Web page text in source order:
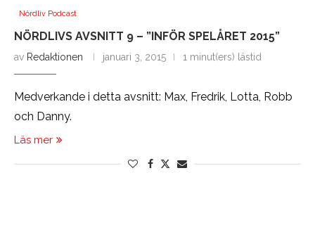
Nördliv Podcast
NÖRDLIVS AVSNITT 9 – ”INFÖR SPELÅRET 2015”
av Redaktionen januari 3, 2015 1 minut(ers) lästid
Medverkande i detta avsnitt: Max, Fredrik, Lotta, Robb
och Danny.
Läs mer